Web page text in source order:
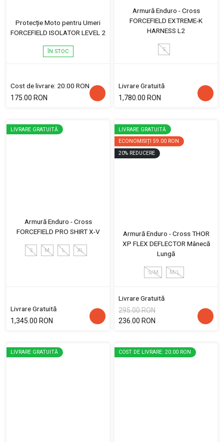
Protecție Moto pentru Umeri
FORCEFIELD ISOLATOR LEVEL 2
ÎN STOC
Cost de livrare: 20.00 RON
175.00 RON
Armură Enduro - Cross
FORCEFIELD EXTREME-K
HARNESS L2
S
Livrare Gratuită
1,780.00 RON
LIVRARE GRATUITĂ
Armură Enduro - Cross
FORCEFIELD PRO SHIRT X-V
S M L XL
Livrare Gratuită
1,345.00 RON
LIVRARE GRATUITĂ
ECONOMISIȚI 59.00 RON
20% REDUCERE
Armură Enduro - Cross THOR
XP FLEX DEFLECTOR Mânecă
Lungă
S/M M/L
Livrare Gratuită
295.00 RON
236.00 RON
LIVRARE GRATUITĂ COST DE LIVRARE: 20.00 RON